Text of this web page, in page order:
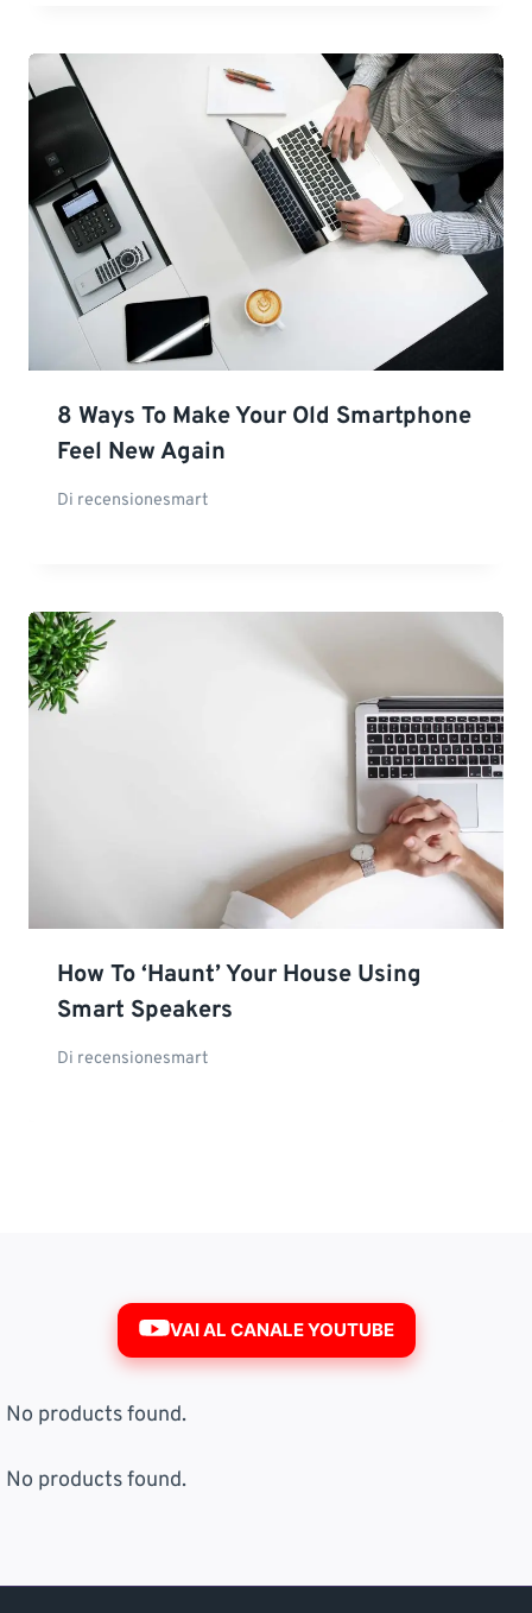
8 Ways To Make Your Old Smartphone
Feel New Again
Di recensionesmart
How To ‘Haunt’ Your House Using
Smart Speakers
Di recensionesmart
VAI AL CANALE YOUTUBE
No products found.
No products found.